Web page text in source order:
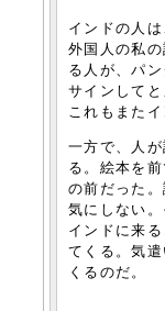
インドの人は
外国人の私
る人が、パ
サインしてと
これもまたイ
一方で、人
る。絵本を
の前だった
気にしない。
インドに来
てくる。気
くるのだ。